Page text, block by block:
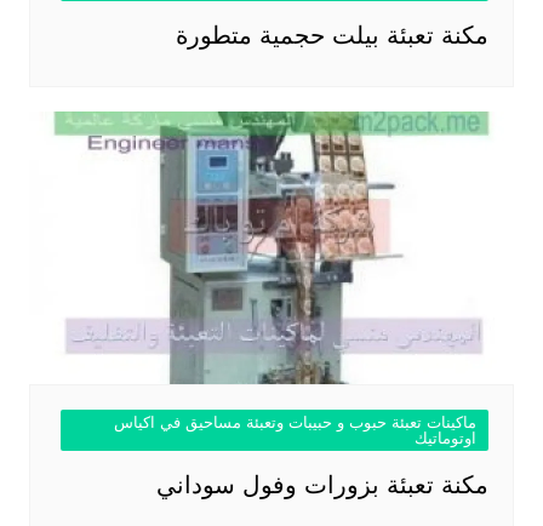
مكنة تعبئة بيلت حجمية متطورة
ماكينات تعبئة حبوب و حبيبات وتعبئة مساحيق في اكياس
اوتوماتيك
مكنة تعبئة بزورات وفول سوداني